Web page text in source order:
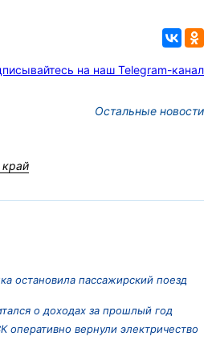
на наш Telegram-канал
Остальные новости
край
остановила пассажирский поезд
о доходах за прошлый год
вернули электричество